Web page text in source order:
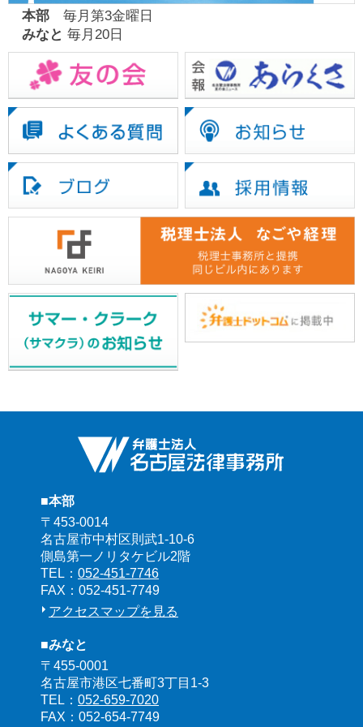
本部毎月第3金曜日
みなと 毎月20日
■本部
〒453-0014
名古屋市中村区則武1-10-6
側島第一ノリタケビル2階
TEL： 052-451-7746
FAX：052-451-7749
アクセスマップを見る
■みなと
〒455-0001
名古屋市港区七番町3丁目1-3
TEL： 052-659-7020
FAX：052-654-7749